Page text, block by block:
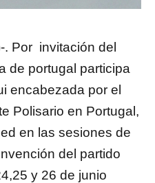
. Por invitación del
de portugal participa
encabezada por el
Polisario en Portugal,
en las sesiones de
del partido
y 26 de junio